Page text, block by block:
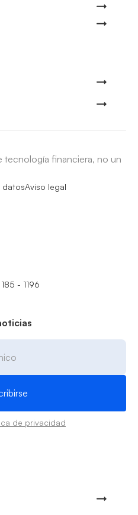
tecnología financiera, no un
datosAviso legal
- 1196
de privacidad